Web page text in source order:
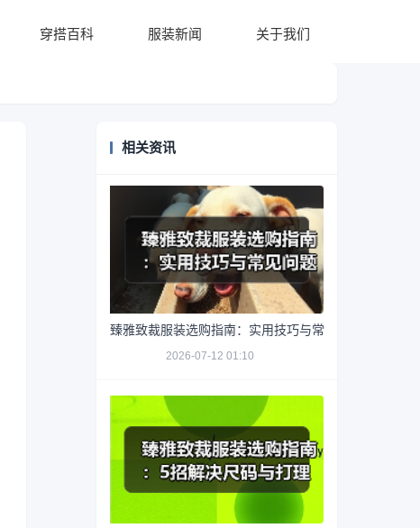
穿搭百科 服装新闻 关于我们
相关资讯
臻雅致裁服装选购指南：实用技巧与常见问题解析
2026-07-12 01:10